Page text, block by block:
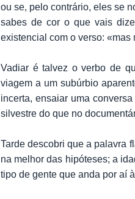
ou se, pelo contrário, eles se
sabes de cor o que vais
existencial com o verso: «mas
Vadiar é talvez o verbo de
viagem a um subúrbio
incerta, ensaiar uma
silvestre do que no
Tarde descobri que a palavra
na melhor das hipóteses; a
tipo de gente que anda por aí